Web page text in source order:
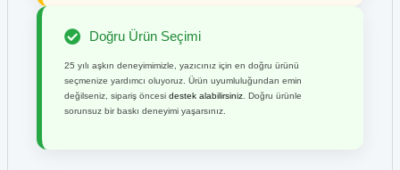
Doğru Ürün Seçimi
25 yılı aşkın deneyimimizle, yazıcınız için en doğru ürünü
seçmenize yardımcı oluyoruz. Ürün uyumluluğundan emin
değilseniz, sipariş öncesi destek alabilirsiniz. Doğru ürünle
sorunsuz bir baskı deneyimi yaşarsınız.